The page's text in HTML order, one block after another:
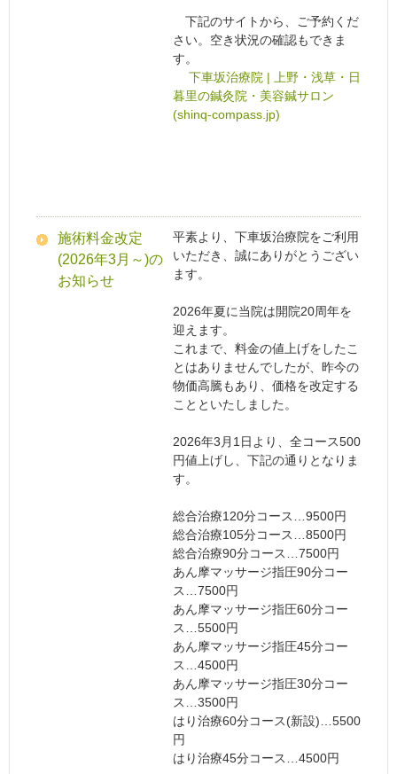
下記のサイトから、ご予約くだ
さい。空き状況の確認もできま
す。
下車坂治療院 | 上野・浅草・日
暮里の鍼灸院・美容鍼サロン
(shinq-compass.jp)
施術料金改定
(2026年3月～)の
お知らせ
平素より、下車坂治療院をご利用
いただき、誠にありがとうござい
ます。
2026年夏に当院は開院20周年を
迎えます。
これまで、料金の値上げをしたこ
とはありませんでしたが、昨今の
物価高騰もあり、価格を改定する
ことといたしました。
2026年3月1日より、全コース500
円値上げし、下記の通りとなりま
す。
総合治療120分コース…9500円
総合治療105分コース…8500円
総合治療90分コース…7500円
あん摩マッサージ指圧90分コー
ス…7500円
あん摩マッサージ指圧60分コー
ス…5500円
あん摩マッサージ指圧45分コー
ス…4500円
あん摩マッサージ指圧30分コー
ス…3500円
はり治療60分コース(新設)…5500
円
はり治療45分コース…4500円